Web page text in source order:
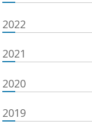
2022
2021
2020
2019